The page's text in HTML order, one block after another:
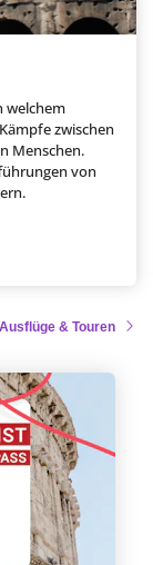
& Touren
Rom
erbaut,
nur einem
Card
für Rom
bestens
gerüstet.
welchem
zwischen
Menschen.
von